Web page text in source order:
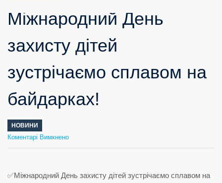
Міжнародний День
захисту дітей
зустрічаємо сплавом на
байдарках!
НОВИНИ
Коментарі Вимкненодо
Міжнародний
День
зустрічаємо
сплавом
на
✅Міжнародний День захисту дітей зустрічаємо сплавом на